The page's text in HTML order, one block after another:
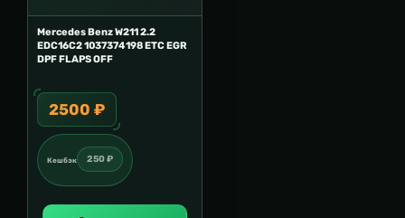
Mercedes Benz W211 2.2
EDC16C2 1037374198 ETC EGR
DPF FLAPS OFF
2500 ₽
Кешбэк 250 ₽